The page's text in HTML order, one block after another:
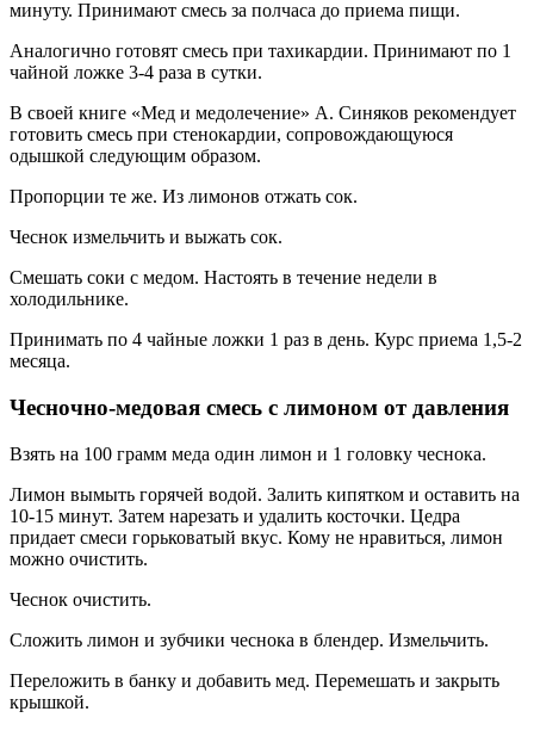
минуту. Принимают смесь за полчаса до приема пищи.
Аналогично готовят смесь при тахикардии. Принимают по 1
чайной ложке 3-4 раза в сутки.
В своей книге «Мед и медолечение» А. Синяков рекомендует
готовить смесь при стенокардии, сопровождающуюся
одышкой следующим образом.
Пропорции те же. Из лимонов отжать сок.
Чеснок измельчить и выжать сок.
Смешать соки с медом. Настоять в течение недели в
холодильнике.
Принимать по 4 чайные ложки 1 раз в день. Курс приема 1,5-2
месяца.
Чесночно-медовая смесь с лимоном от давления
Взять на 100 грамм меда один лимон и 1 головку чеснока.
Лимон вымыть горячей водой. Залить кипятком и оставить на
10-15 минут. Затем нарезать и удалить косточки. Цедра
придает смеси горьковатый вкус. Кому не нравиться, лимон
можно очистить.
Чеснок очистить.
Сложить лимон и зубчики чеснока в блендер. Измельчить.
Переложить в банку и добавить мед. Перемешать и закрыть
крышкой.